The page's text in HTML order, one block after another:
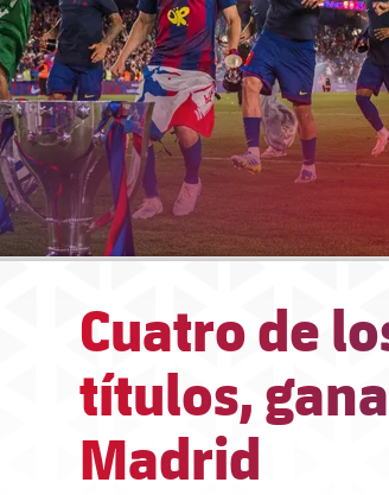
Cuatro de
títulos,
Madrid